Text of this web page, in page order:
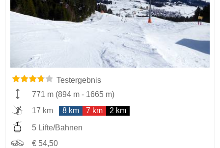
Testergebnis
771 m (894 m - 1665 m)
17 km
8 km 7 km 2 km
5 Lifte/Bahnen
€ 54,50